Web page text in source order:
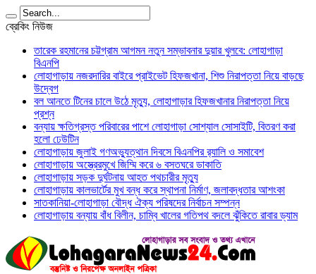
ব্রেকিং নিউজ
তারেক রহমানের চট্টগ্রাম আগমন নতুন সম্ভাবনার দুয়ার খুলবে: লোহাগাড়া
বিএনপি
লোহাগাড়ায় নজরদারির বাইরে প্রাইভেট হিফজখানা, শিশু নিরাপত্তা নিয়ে বাড়ছে
উদ্বেগ
বল আনতে টিনের চালে উঠে মৃত্যু, লোহাগাড়ার হিফজখানার নিরাপত্তা নিয়ে
প্রশ্ন
বন্যায় ক্ষতিগ্রস্ত পরিবারের পাশে লোহাগাড়া সোশ্যাল সোসাইটি, বিতরণ করা
হলো ঢেউটিন
লোহাগাড়ায় জুলাই গণঅভ্যুত্থান দিবসে বিএনপির র‌্যালি ও সমাবেশ
লোহাগাড়ায় অস্ত্রেরমুখে জিম্মি করে ৬ বসতঘরে ডাকাতি
লোহাগাড়ায় সড়ক দুর্ঘটনায় আহত পথচারীর মৃত্যু
লোহাগাড়ায় কালভার্টের মুখ বন্ধ করে স্থাপনা নির্মাণ, জলাবদ্ধতার আশংকা
সাতকানিয়া-লোহাগাড়া বৌদ্ধ ঐক্য পরিষদের নির্বাচন সম্পন্ন
লোহাগাড়ায় বন্যায় বাঁধ বিলীন, চাম্বি খালের গতিপথ বদলে ঝুঁকিতে রাবার ড্যাম